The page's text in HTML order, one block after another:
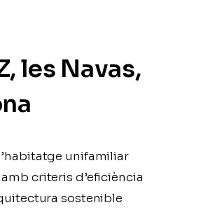
les Navas,
unifamiliar
criteris d’eficiència
sostenible